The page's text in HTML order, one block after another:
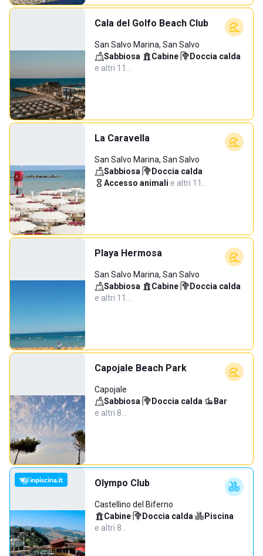
Cala del Golfo Beach Club
San Salvo Marina, San Salvo
Sabbiosa· Cabine· Doccia calda·
e altri 11…
La Caravella
San Salvo Marina, San Salvo
Sabbiosa· Doccia calda·
Accesso animali·e altri 11…
Playa Hermosa
San Salvo Marina, San Salvo
Sabbiosa· Cabine· Doccia calda·
e altri 11…
Capojale Beach Park
Capojale
Sabbiosa· Doccia calda· Bar·
e altri 8…
Olympo Club
Castellino del Biferno
Cabine· Doccia calda· Piscina·
e altri 8…